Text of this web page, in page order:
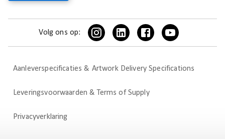
Volg ons op:
Aanleverspecificaties & Artwork Delivery Specifications
Leveringsvoorwaarden & Terms of Supply
Privacyverklaring